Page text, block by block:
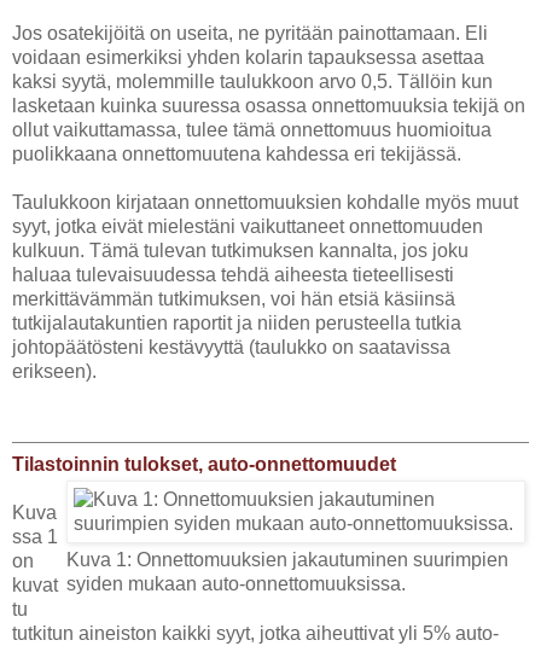
Jos osatekijöitä on useita, ne pyritään painottamaan. Eli
voidaan esimerkiksi yhden kolarin tapauksessa asettaa
kaksi syytä, molemmille taulukkoon arvo 0,5. Tällöin kun
lasketaan kuinka suuressa osassa onnettomuuksia tekijä on
ollut vaikuttamassa, tulee tämä onnettomuus huomioitua
puolikkaana onnettomuutena kahdessa eri tekijässä.
Taulukkoon kirjataan onnettomuuksien kohdalle myös muut
syyt, jotka eivät mielestäni vaikuttaneet onnettomuuden
kulkuun. Tämä tulevan tutkimuksen kannalta, jos joku
haluaa tulevaisuudessa tehdä aiheesta tieteellisesti
merkittävämmän tutkimuksen, voi hän etsiä käsiinsä
tutkijalautakuntien raportit ja niiden perusteella tutkia
johtopäätösteni kestävyyttä (taulukko on saatavissa
erikseen).
Tilastoinnin tulokset, auto-onnettomuudet
Kuva 1: Onnettomuuksien jakautuminen suurimpien
syiden mukaan auto-onnettomuuksissa.
Kuva
ssa 1
on
kuvat
tu
tutkitun aineiston kaikki syyt, jotka aiheuttivat yli 5% auto-